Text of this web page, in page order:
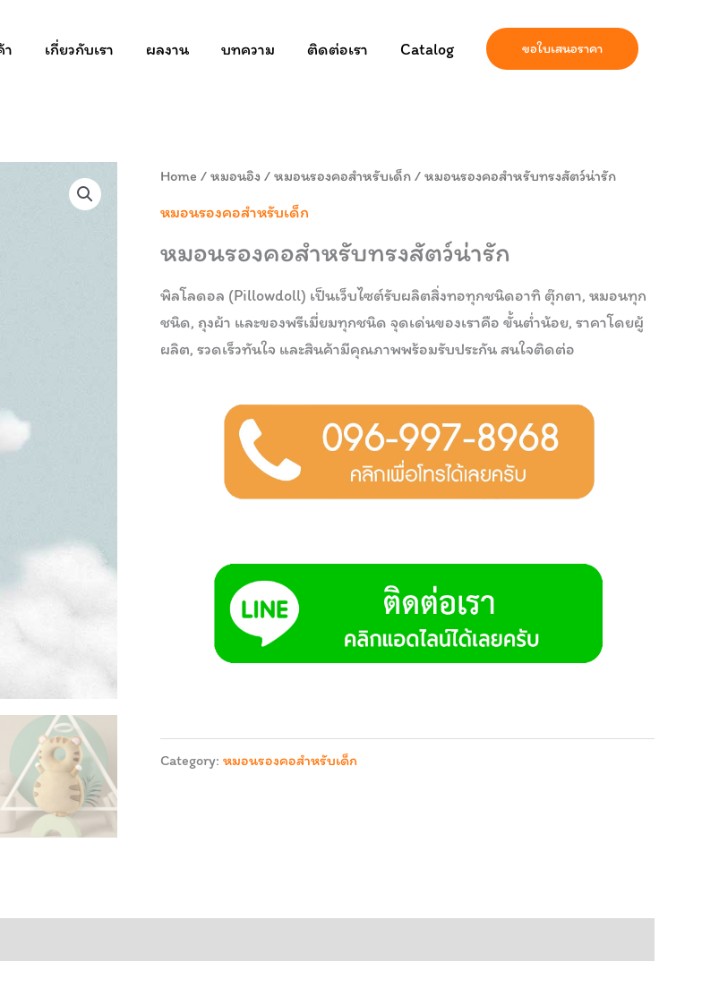
เกี่ยวกับเรา ผลงาน บทความ ติดต่อเรา Catalog ขอใบเสนอราคา
Home / หมอนอิง / หมอนรองคอสำหรับเด็ก / หมอนรองคอสำหรับทรงสัตว์น่ารัก
หมอนรองคอสำหรับเด็ก
หมอนรองคอสำหรับทรงสัตว์น่ารัก
พิลโลดอล (Pillowdoll) เป็นเว็บไซต์รับผลิตสิ่งทอทุกชนิดอาทิ ตุ๊กตา, หมอนทุก
ชนิด, ถุงผ้า และของพรีเมี่ยมทุกชนิด จุดเด่นของเราคือ ขั้นต่ำน้อย, ราคาโดยผู้
ผลิต, รวดเร็วทันใจ และสินค้ามีคุณภาพพร้อมรับประกัน สนใจติดต่อ
Category: หมอนรองคอสำหรับเด็ก